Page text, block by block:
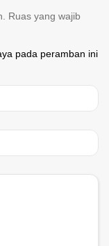
Ruas yang wajib
pada peramban ini